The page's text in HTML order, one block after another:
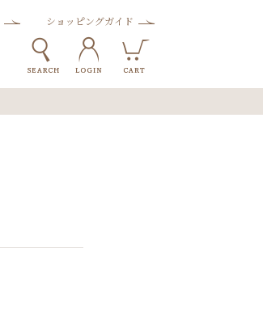
ショッピングガイド